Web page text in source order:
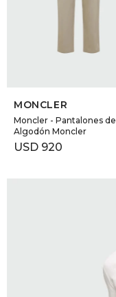
MONCLER
Moncler - Pantalones de
Algodón Moncler
USD 920